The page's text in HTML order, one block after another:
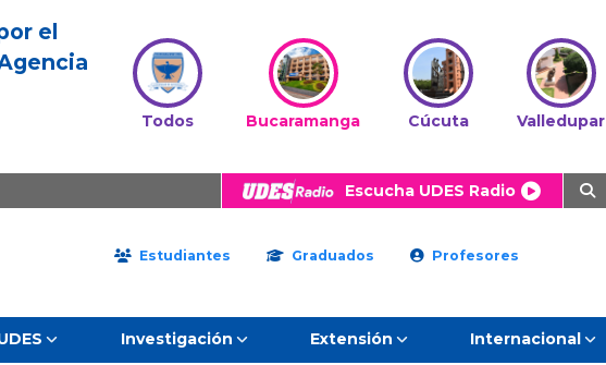
el
Todos Bucaramanga Cúcuta Valledupar
Escucha UDES Radio
Estudiantes Graduados Profesores
Investigación Extensión Internacional